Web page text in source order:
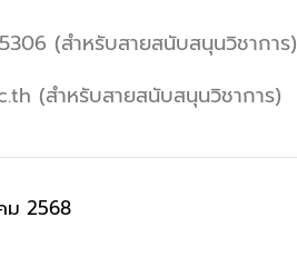
(สำหรับสายสนับสนุนวิชาการ)
(สำหรับสายสนับสนุนวิชาการ)
ม 2568